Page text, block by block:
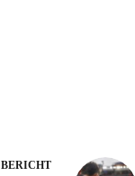
BERICHT